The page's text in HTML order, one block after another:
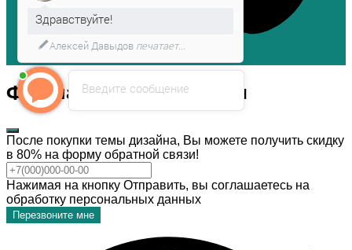
Форма обратной связи
После покупки темы дизайна, Вы можете получить скидку
в 80% на форму обратной связи!
Нажимая на кнопку Отправить, вы соглашаетесь на
обработку персональных данных
Перезвоните мне
Введите сообщение
Здравствуйте!
Алексей Давыдов печатает...